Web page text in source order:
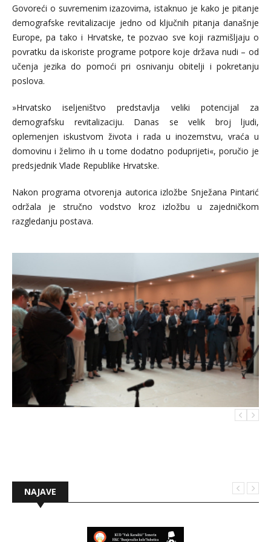
Govoreći o suvremenim izazovima, istaknuo je kako je pitanje
demografske revitalizacije jedno od ključnih pitanja današnje
Europe, pa tako i Hrvatske, te pozvao sve koji razmišljaju o
povratku da iskoriste programe potpore koje država nudi – od
učenja jezika do pomoći pri osnivanju obitelji i pokretanju
poslova.
»Hrvatsko iseljeništvo predstavlja veliki potencijal za
demografsku revitalizaciju. Danas se velik broj ljudi,
oplemenjen iskustvom života i rada u inozemstvu, vraća u
domovinu i želimo ih u tome dodatno poduprijeti«, poručio je
predsjednik Vlade Republike Hrvatske.
Nakon programa otvorenja autorica izložbe Snježana Pintarić
održala je stručno vodstvo kroz izložbu u zajedničkom
razgledanju postava.
NAJAVE